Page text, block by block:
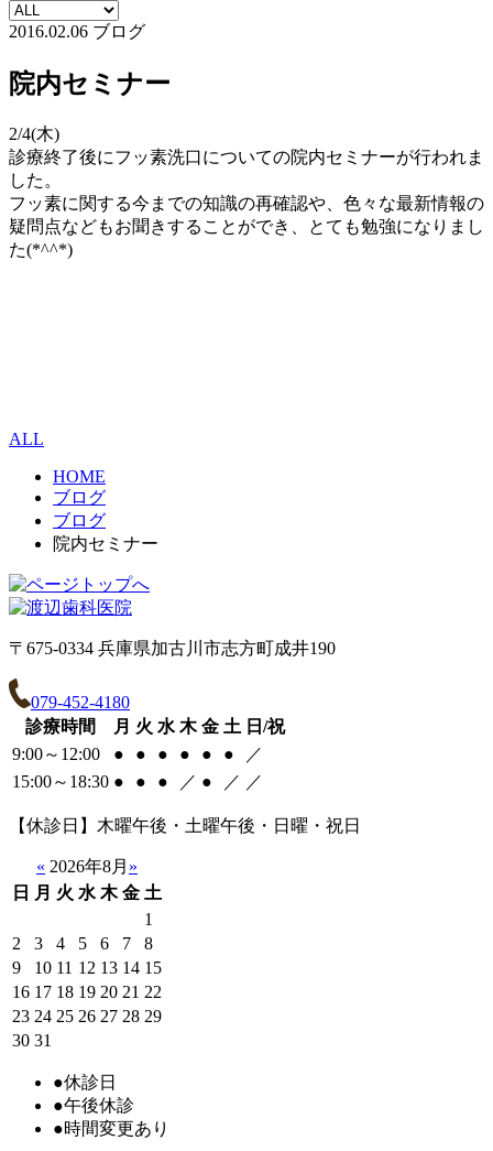
2016.02.06 ブログ
院内セミナー
2/4(木)
診療終了後にフッ素洗口についての院内セミナーが行われま
した。
フッ素に関する今までの知識の再確認や、色々な最新情報の
疑問点などもお聞きすることができ、とても勉強になりまし
た(*^^*)
ALL
HOME
ブログ
ブログ
院内セミナー
〒675-0334 兵庫県加古川市志方町成井190
079-452-4180
診療時間
月 火 水 木 金 土 日/祝
9:00～12:00
● ● ● ● ● ●
／
15:00～18:30 ● ● ● ／ ● ／ ／
【休診日】木曜午後・土曜午後・日曜・祝日
« 2026年8月 »
日
月 火 水 木 金 土
1
2
3 4 5 6 7
8
9
10 11 12 13 14 15
16 17 18 19 20 21 22
23 24 25 26 27 28 29
30 31
●休診日
●午後休診
●時間変更あり